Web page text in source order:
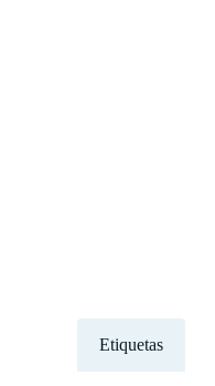
Etiquetas